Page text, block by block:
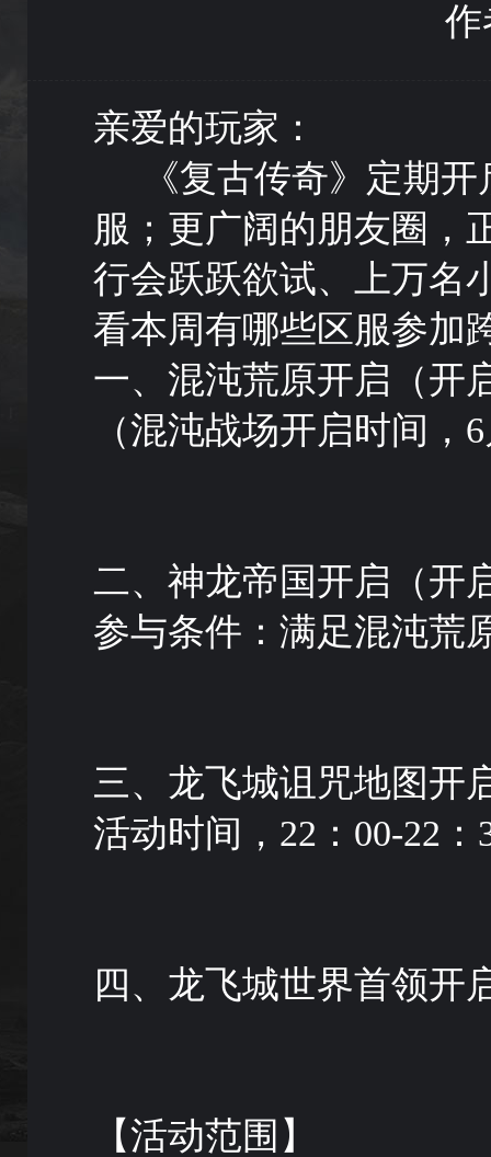
作
亲爱的玩家：
《复古传奇》定期开
服；更广阔的朋友圈，
行会跃跃欲试、上万名
看本周有哪些区服参加
一、混沌荒原开启（开
（混沌战场开启时间，
二、神龙帝国开启（开
参与条件：满足混沌荒
三、龙飞城诅咒地图开
活动时间，22：00-22：
四、龙飞城世界首领开
【活动范围】